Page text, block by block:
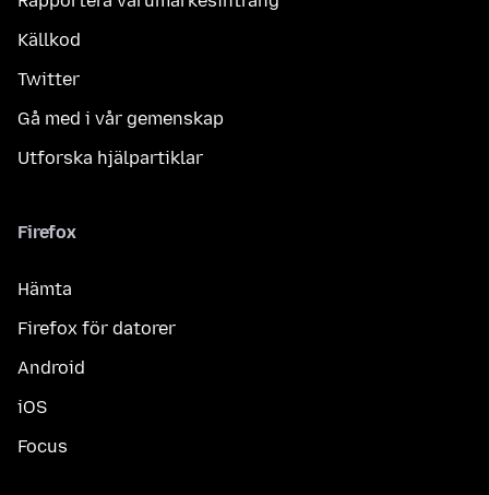
Källkod
Twitter
Gå med i vår gemenskap
Utforska hjälpartiklar
Firefox
Hämta
Firefox för datorer
Android
iOS
Focus